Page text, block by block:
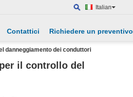
Italian
Contattici Richiedere un preventivo
danneggiamento dei conduttori
il controllo del